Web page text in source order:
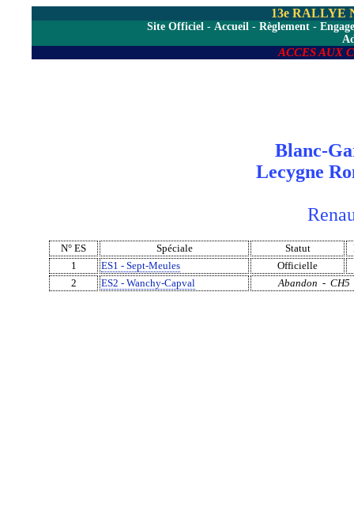
13e RALLYE
Site Officiel- Accueil- Règlement-
ACCES AUX
Blanc-
Lecygne
N° ES Spéciale Statut
1
ES1 - Sept-Meules
Officielle
2
ES2 - Wanchy-Capval Abandon - CH5